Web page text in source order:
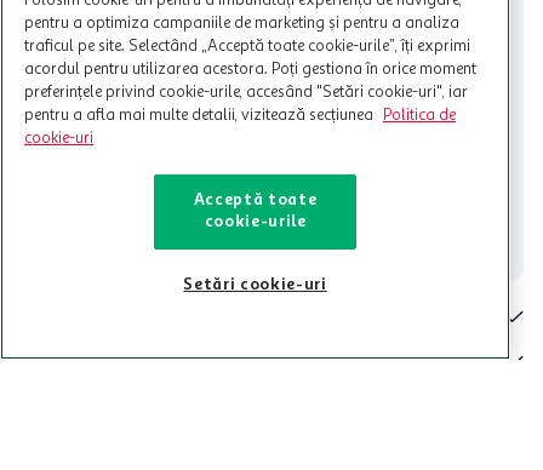
nu raspunde pentru imposibilitatea utilizarii Cardului in perioada in
care aceste este suspendat sau in perioada in care sunt efectuate
intretineri sau reparatii tehnice la sistemul de utilizarea al Cardului.
Contacteaza-ne!
021-9141 contact@auchan.ro
Contact
Cine suntem
pentru a optimiza campaniile de marketing și pentru a analiza
traficul pe site. Selectând „Acceptă toate cookie-urile”, îți exprimi
acordul pentru utilizarea acestora. Poți gestiona în orice moment
preferințele privind cookie-urile, accesând "Setări cookie-uri", iar
pentru a afla mai multe detalii, vizitează secțiunea
Politica de
cookie-uri
Acceptă toate
cookie-urile
Setări cookie-uri